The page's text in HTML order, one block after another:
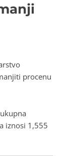
procenu
iznosi 1,555